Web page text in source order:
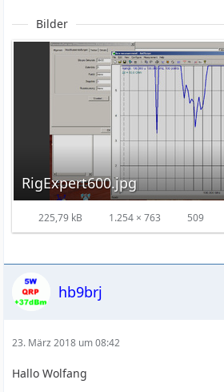
Bilder
RigExpert600.jpg
225,79 kB 1.254 × 763 509
hb9brj
23. März 2018 um 08:42
Hallo Wolfang